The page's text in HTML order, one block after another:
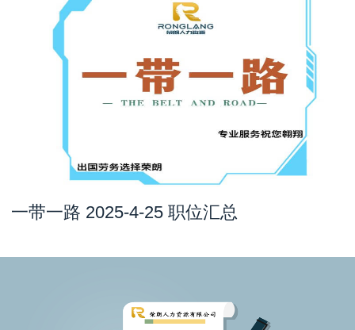
一带一路 2025-4-25 职位汇总